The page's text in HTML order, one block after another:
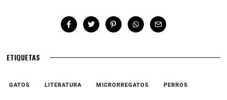
ETIQUETAS
GATOS LITERATURA MICRORREGATOS PERROS